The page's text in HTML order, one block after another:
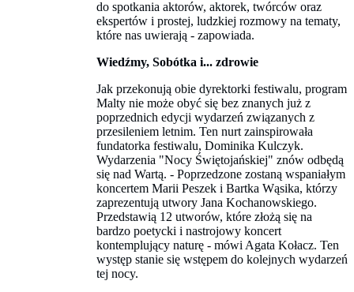
do spotkania aktorów, aktorek, twórców oraz
ekspertów i prostej, ludzkiej rozmowy na tematy,
które nas uwierają - zapowiada.
Wiedźmy, Sobótka i... zdrowie
Jak przekonują obie dyrektorki festiwalu, program
Malty nie może obyć się bez znanych już z
poprzednich edycji wydarzeń związanych z
przesileniem letnim. Ten nurt zainspirowała
fundatorka festiwalu, Dominika Kulczyk.
Wydarzenia "Nocy Świętojańskiej" znów odbędą
się nad Wartą. - Poprzedzone zostaną wspaniałym
koncertem Marii Peszek i Bartka Wąsika, którzy
zaprezentują utwory Jana Kochanowskiego.
Przedstawią 12 utworów, które złożą się na
bardzo poetycki i nastrojowy koncert
kontemplujący naturę - mówi Agata Kołacz. Ten
występ stanie się wstępem do kolejnych wydarzeń
tej nocy.